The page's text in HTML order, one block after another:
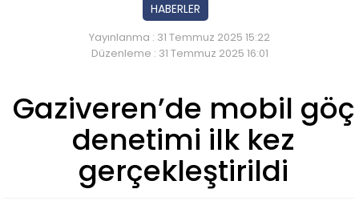
HABERLER
Yayınlanma : 31 Temmuz 2025 15:22
Düzenleme : 31 Temmuz 2025 16:01
Gaziveren’de mobil göç
denetimi ilk kez
gerçekleştirildi